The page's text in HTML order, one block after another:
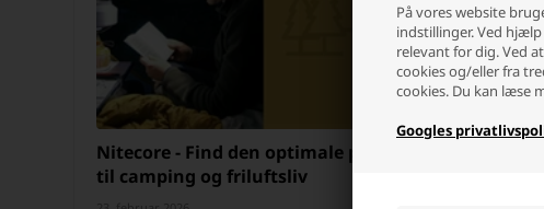
På vores website
indstillinger. Ved
relevant for dig. Ved
cookies og/eller fra
cookies. Du kan læse
Googles
Nitecore - Find den optimale pandelampe
til camping og friluftsliv